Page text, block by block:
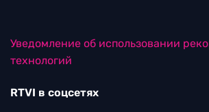
Уведомление об использовании
технологий
RTVI в соцсетях